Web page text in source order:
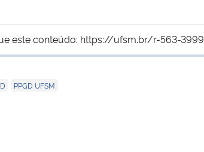
este conteúdo: https://ufsm.br/r-563-3999
PPGD UFSM